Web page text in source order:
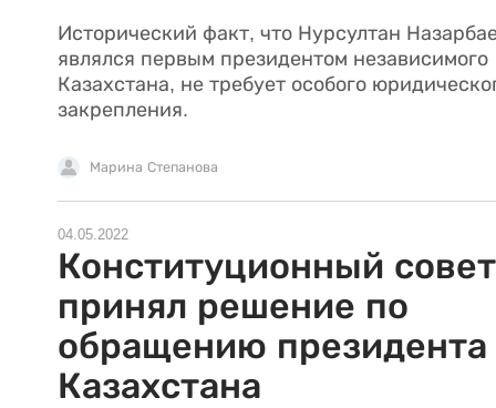
Исторический факт, что Нурсултан
являлся первым президентом независимого
Казахстана, не требует особого
закрепления.
Марина Степанова
04.05.2022
Конституционный совет
принял решение по
обращению президента
Казахстана